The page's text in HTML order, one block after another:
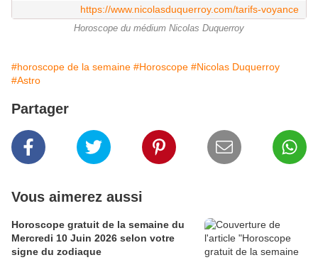
https://www.nicolasduquerroy.com/tarifs-voyance
Horoscope du médium Nicolas Duquerroy
#horoscope de la semaine #Horoscope #Nicolas Duquerroy
#Astro
Partager
Vous aimerez aussi
Horoscope gratuit de la semaine du
Mercredi 10 Juin 2026 selon votre
signe du zodiaque